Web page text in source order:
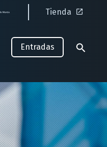
Tienda
Entradas